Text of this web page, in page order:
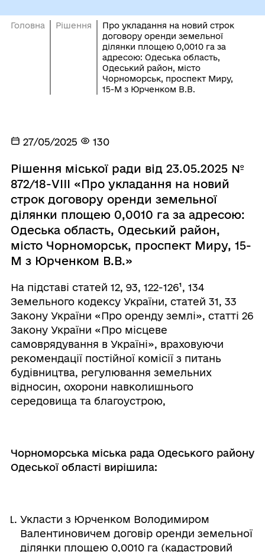
Головна Рішення
Про укладання на новий строк
договору оренди земельної
ділянки площею 0,0010 га за
адресою: Одеська область,
Одеський район, місто
Чорноморськ, проспект Миру,
15-М з Юрченком В.В.
27/05/2025 130
Рішення міської ради від 23.05.2025 №
872/18-VIII «Про укладання на новий
строк договору оренди земельної
ділянки площею 0,0010 га за адресою:
Одеська область, Одеський район,
місто Чорноморськ, проспект Миру, 15-
М з Юрченком В.В.»
На підставі статей 12, 93, 122-126¹, 134
Земельного кодексу України, статей 31, 33
Закону України «Про оренду землі», статті 26
Закону України «Про місцеве
самоврядування в Україні», враховуючи
рекомендації постійної комісії з питань
будівництва, регулювання земельних
відносин, охорони навколишнього
середовища та благоустрою,
Чорноморська міська рада Одеського району
Одеської області вирішила:
Укласти з Юрченком Володимиром
Валентиновичем договір оренди земельної
ділянки площею 0,0010 га (кадастровий